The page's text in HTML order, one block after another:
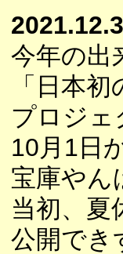
今年の出
「日本
プロジェ
10月1日
宝庫やん
当初、夏
公開でき